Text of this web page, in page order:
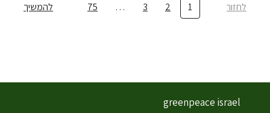
לחזור 1
2
3
…
75 להמשיך